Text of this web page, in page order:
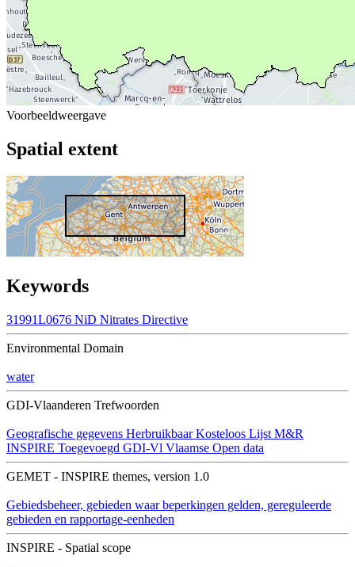
Voorbeeldweergave
Spatial extent
Keywords
31991L0676 NiD Nitrates Directive
Environmental Domain
water
GDI-Vlaanderen Trefwoorden
Geografische gegevens Herbruikbaar Kosteloos Lijst M&R
INSPIRE Toegevoegd GDI-Vl Vlaamse Open data
GEMET - INSPIRE themes, version 1.0
Gebiedsbeheer, gebieden waar beperkingen gelden, gereguleerde
gebieden en rapportage-eenheden
INSPIRE - Spatial scope